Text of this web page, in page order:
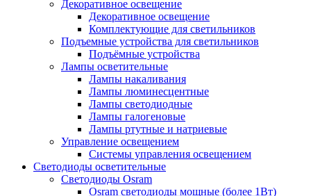
Декоративное освещение
Декоративное освещение
Комплектующие для светильников
Подъемные устройства для светильников
Подъёмные устройства
Лампы осветительные
Лампы накаливания
Лампы люминесцентные
Лампы светодиодные
Лампы галогеновые
Лампы ртутные и натриевые
Управление освещением
Системы управления освещением
Светодиоды осветительные
Светодиоды Osram
Osram светодиоды мощные (более 1Вт)